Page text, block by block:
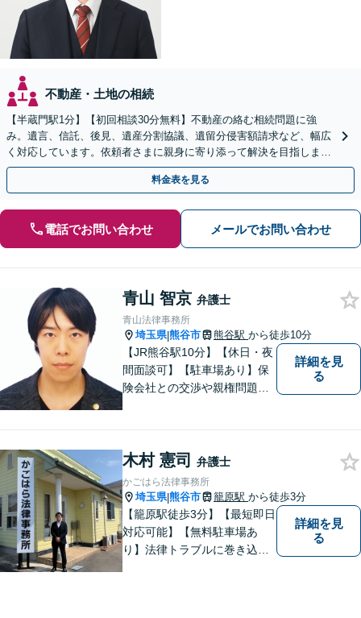
不動産・土地の相続
【半蔵門駅1分】【初回相談30分無料】不動産の絡む相続問題に強
み。遺言、信託、後見、遺産分割協議、遺留分侵害額請求など、幅広
く対応しています。依頼者さまに親身に寄り添って解決を目指しま
す。
料金表を見る
電話でお問い合わせ メールでお問い合わせ
青山 智京 弁護士
青山法律事務所
埼玉県|熊谷市 熊谷駅 から徒歩10分
【JR熊谷駅10分】【休日・夜
間面談可】【駐車場あり】保
険会社との交渉や親権問題、
が高い」と感じる方も、まず
はお気持ちをお聞かせくださ
い。
詳細を見
る
木村 憲司 弁護士
かごはら法律事務所
埼玉県|熊谷市 籠原駅 から徒歩3分
【籠原駅徒歩3分】【最短即日
対応可能】【無料駐車場あ
り】法律トラブルに巻き込ま
詳細を見
る